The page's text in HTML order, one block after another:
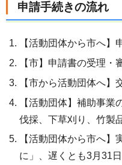
申請手続きの流れ
【活動団体から市へ】
【市】申請書の受理・
【市から活動団体へ】
【活動団体】補助事
伐採、下草刈り、竹製
【活動団体から市へ
に」、遅くとも3月31